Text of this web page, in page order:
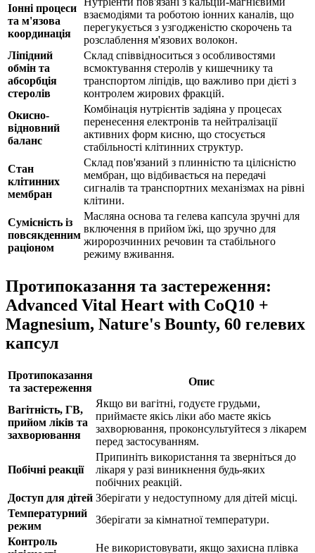
Іонні процеси
та м'язова
координація
взаємодіями та роботою іонних каналів, що
перегукується з узгодженістю скорочень та
розслаблення м'язових волокон.
Ліпідний
обмін та
абсорбція
стеролів
Склад співвідноситься з особливостями
всмоктування стеролів у кишечнику та
транспортом ліпідів, що важливо при дієті з
контролем жирових фракцій.
Окисно-
відновний
баланс
Комбінація нутрієнтів задіяна у процесах
перенесення електронів та нейтралізації
активних форм кисню, що стосується
стабільності клітинних структур.
Стан
клітинних
мембран
Склад пов'язаний з плинністю та цілісністю
мембран, що відбивається на передачі
сигналів та транспортних механізмах на рівні
клітини.
Сумісність із
повсякденним
раціоном
Масляна основа та гелева капсула зручні для
включення в прийом їжі, що зручно для
жиророзчинних речовин та стабільного
режиму вживання.
Протипоказання та застереження:
Advanced Vital Heart with CoQ10 +
Magnesium, Nature's Bounty, 60 гелевих
капсул
Протипоказання
та застереження
Опис
Вагітність, ГВ,
прийом ліків та
захворювання
Якщо ви вагітні, годуєте грудьми,
приймаєте якісь ліки або маєте якісь
захворювання, проконсультуйтеся з лікарем
перед застосуванням.
Побічні реакції
Припиніть використання та зверніться до
лікаря у разі виникнення будь-яких
побічних реакцій.
Доступ для дітей Зберігати у недоступному для дітей місці.
Температурний
режим
Зберігати за кімнатної температури.
Контроль
Не використовувати, якщо захисна плівка